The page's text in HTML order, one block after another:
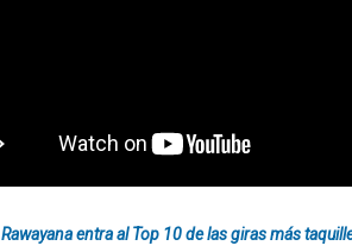
Rawayana entra al Top 10 de las giras más